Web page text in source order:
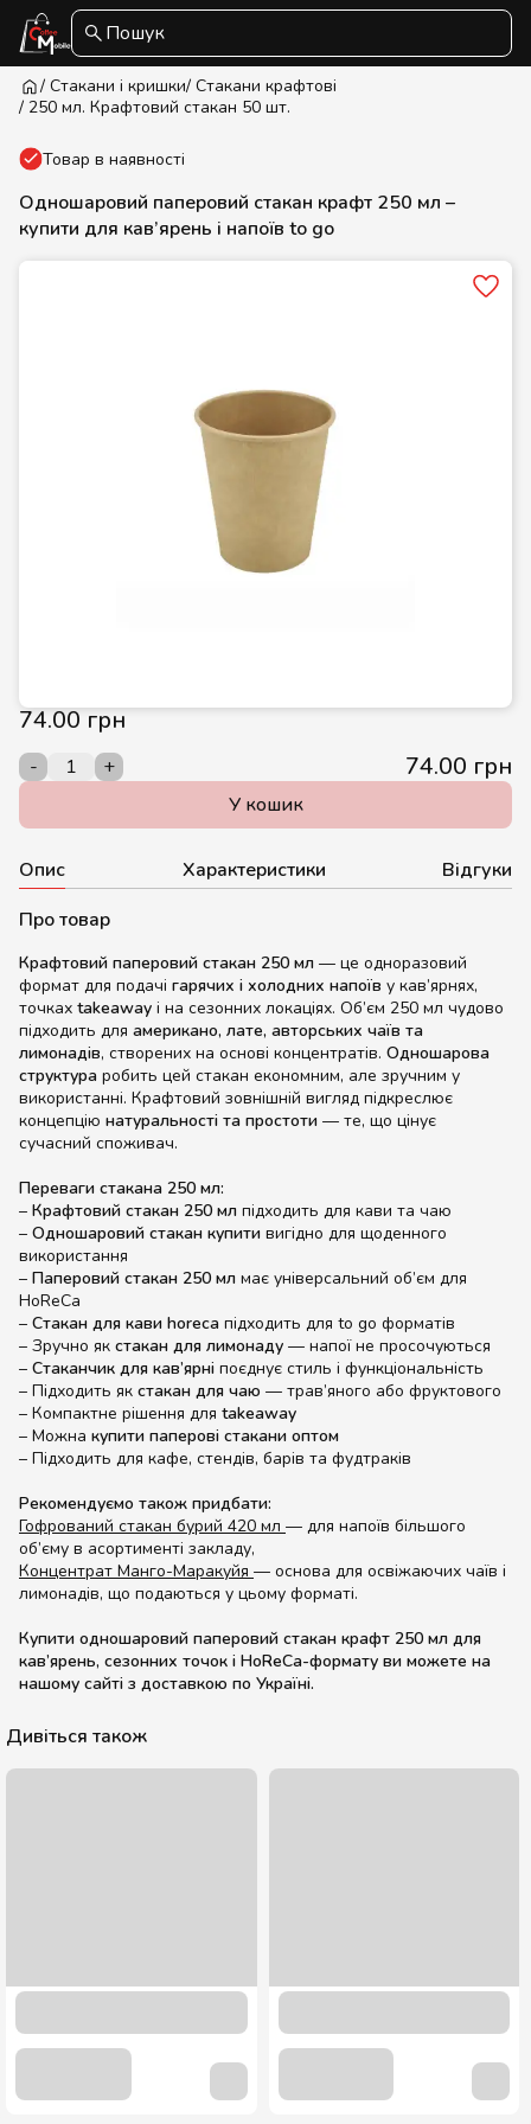
Пошук
/ Стакани і кришки/ Стакани крафтові
/ 250 мл. Крафтовий стакан 50 шт.
Товар в наявності
Одношаровий паперовий стакан крафт 250 мл –
купити для кав’ярень і напоїв to go
74.00 грн
- + 74.00 грн
У кошик
Опис Характеристики
Відгуки
Про товар
Крафтовий паперовий стакан 250 мл — це одноразовий
формат для подачі гарячих і холодних напоїв у кав’ярнях,
точках takeaway і на сезонних локаціях. Об’єм 250 мл чудово
підходить для американо, лате, авторських чаїв та
лимонадів, створених на основі концентратів. Одношарова
структура робить цей стакан економним, але зручним у
використанні. Крафтовий зовнішній вигляд підкреслює
концепцію натуральності та простоти — те, що цінує
сучасний споживач.
Переваги стакана 250 мл:
– Крафтовий стакан 250 мл підходить для кави та чаю
– Одношаровий стакан купити вигідно для щоденного
використання
– Паперовий стакан 250 мл має універсальний об’єм для
HoReCa
– Стакан для кави horeca підходить для to go форматів
– Зручно як стакан для лимонаду — напої не просочуються
– Стаканчик для кав’ярні поєднує стиль і функціональність
– Підходить як стакан для чаю — трав’яного або фруктового
– Компактне рішення для takeaway
– Можна купити паперові стакани оптом
– Підходить для кафе, стендів, барів та фудтраків
Рекомендуємо також придбати:
Гофрований стакан бурий 420 мл — для напоїв більшого
об’єму в асортименті закладу,
Концентрат Манго-Маракуйя — основа для освіжаючих чаїв і
лимонадів, що подаються у цьому форматі.
Купити одношаровий паперовий стакан крафт 250 мл для
кав’ярень, сезонних точок і HoReCa-формату ви можете на
нашому сайті з доставкою по Україні.
Дивіться також